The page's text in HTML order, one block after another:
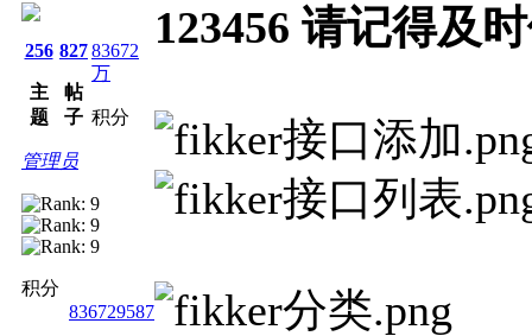
256
主
题
827
帖
子
83672
万
积分
管理员
积分
836729587
123456 请记得及